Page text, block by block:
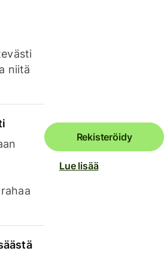
niitä
Rekisteröidy
Lue lisää